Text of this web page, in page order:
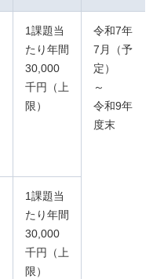
1課題当
たり年間
30,000
千円（上
限）
令和7年
7月（予
定）
～
令和9年
度末
1課題当
たり年間
30,000
千円（上
限）